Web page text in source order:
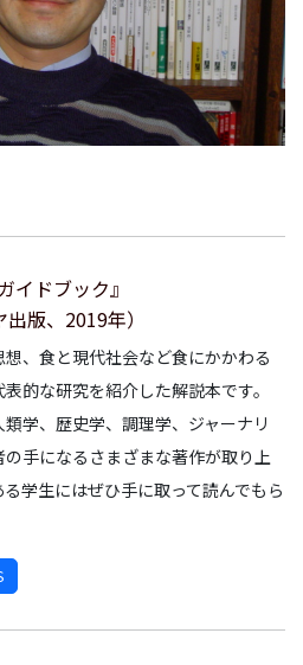
イドブック』
版、2019年）
、食と現代社会など食にかかわる
的な研究を紹介した解説本です。
学、歴史学、調理学、ジャーナリ
手になるさまざまな著作が取り上
学生にはぜひ手に取って読んでもら